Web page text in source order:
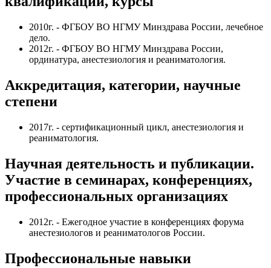
2010г. - ФГБОУ ВО НГМУ Минздрава России, лечебное
дело.
2012г. - ФГБОУ ВО НГМУ Минздрава России,
ординатура, анестезиология и реаниматология.
Аккредитация, категории, научные
степени
2017г. - сертификационный цикл, анестезиология и
реаниматология.
Научная деятельность и публикации.
Участие в семинарах, конференциях,
профессиональных организациях
2012г. - Ежегодное участие в конференциях форума
анестезиологов и реаниматологов России.
Профессиональные навыки